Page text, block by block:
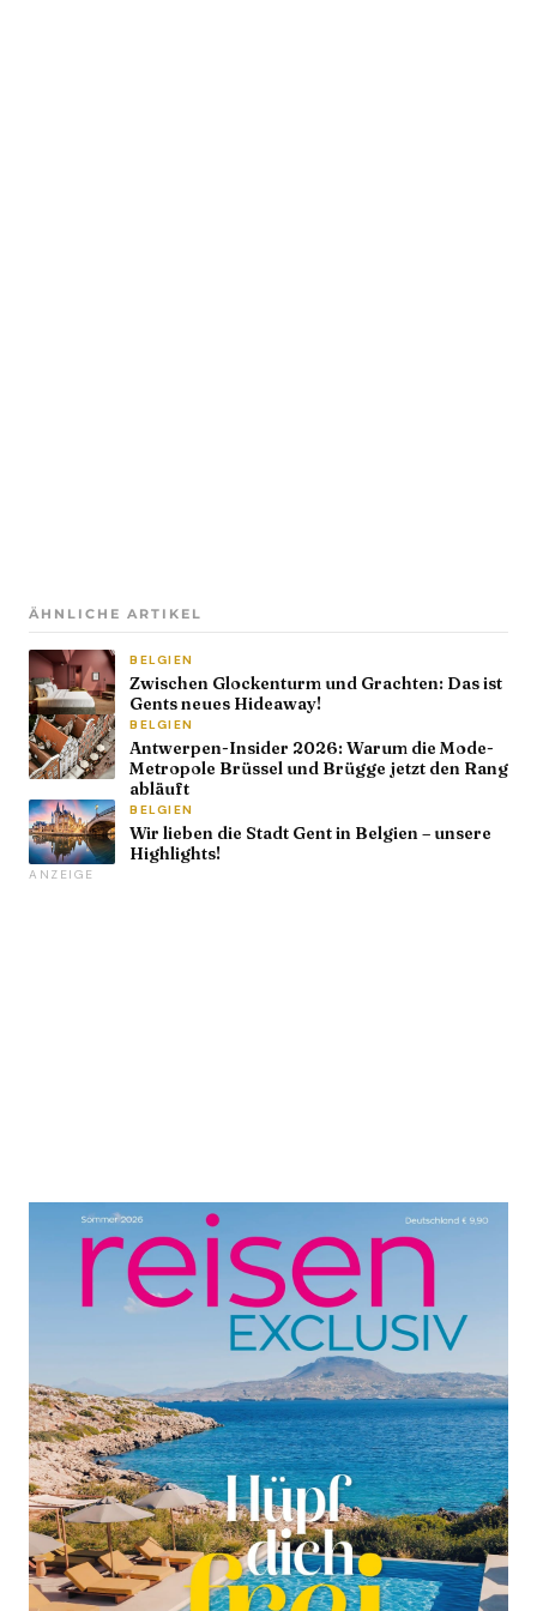
ÄHNLICHE ARTIKEL
BELGIEN
Zwischen Glockenturm und Grachten: Das ist
Gents neues Hideaway!
BELGIEN
Antwerpen-Insider 2026: Warum die Mode-
Metropole Brüssel und Brügge jetzt den Rang
abläuft
BELGIEN
Wir lieben die Stadt Gent in Belgien – unsere
Highlights!
ANZEIGE